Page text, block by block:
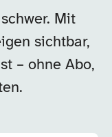
Mit
sichtbar,
– ohne Abo,